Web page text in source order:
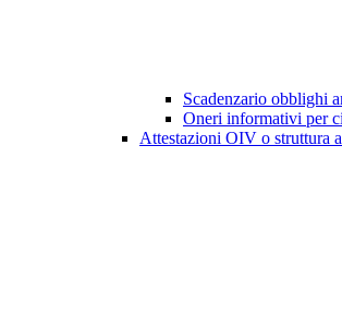
Scadenzario obblighi
Oneri informativi per
Attestazioni OIV o struttura